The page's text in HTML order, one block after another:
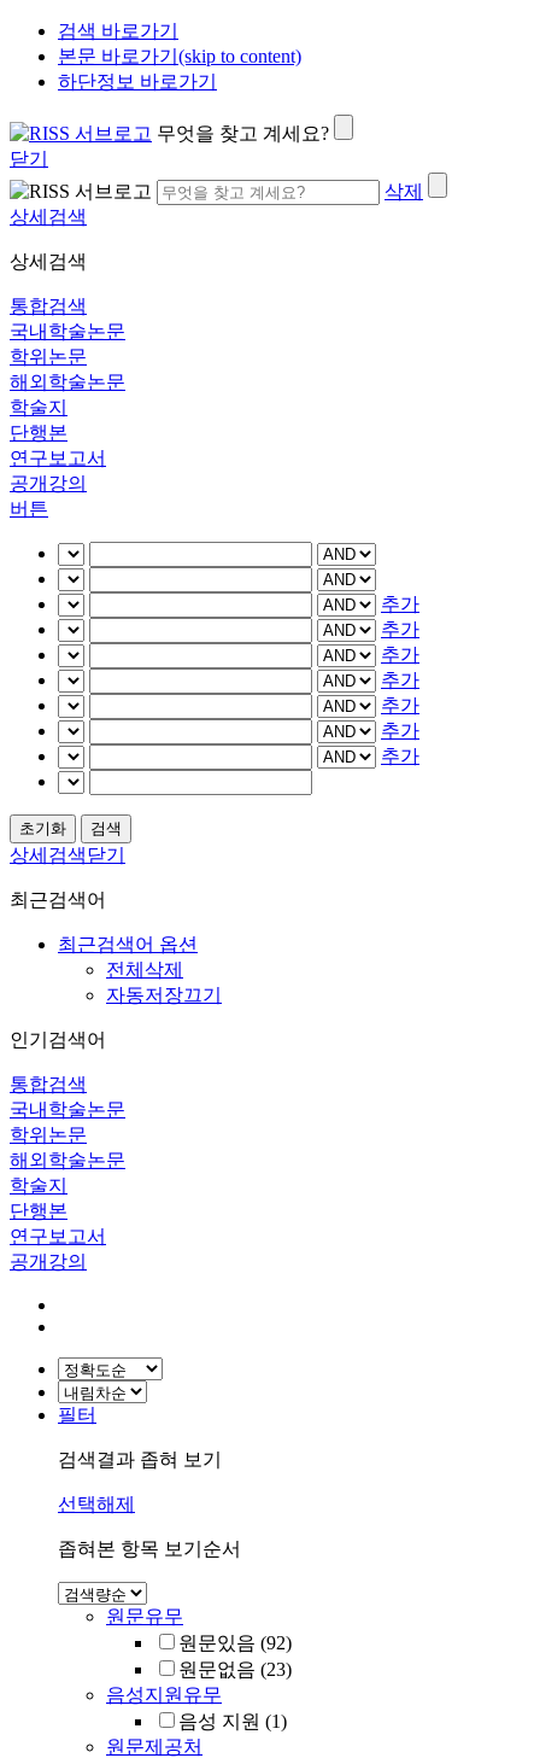
검색 바로가기
본문 바로가기(skip to content)
하단정보 바로가기
무엇을 찾고 계세요?
닫기
삭제
상세검색
상세검색
통합검색
국내학술논문
학위논문
해외학술논문
학술지
단행본
연구보고서
공개강의
버튼
추가
추가
추가
추가
추가
추가
추가
상세검색닫기
최근검색어
최근검색어 옵션
전체삭제
자동저장끄기
인기검색어
통합검색
국내학술논문
학위논문
해외학술논문
학술지
단행본
연구보고서
공개강의
필터
검색결과 좁혀 보기
선택해제
좁혀본 항목 보기순서
원문유무
원문있음 (92)
원문없음 (23)
음성지원유무
음성 지원 (1)
원문제공처